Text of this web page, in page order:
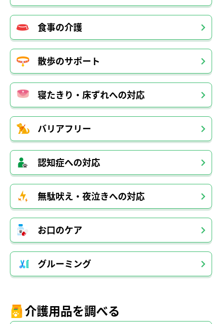
食事の介護
散歩のサポート
寝たきり・床ずれへの対応
バリアフリー
認知症への対応
無駄吠え・夜泣きへの対応
お口のケア
グルーミング
介護用品を調べる